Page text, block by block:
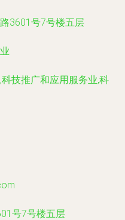
3601号7号楼五层
技推广和应用服务业,科
号7号楼五层